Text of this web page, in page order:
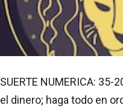
SUERTE NUMERICA:
el dinero; haga todo en